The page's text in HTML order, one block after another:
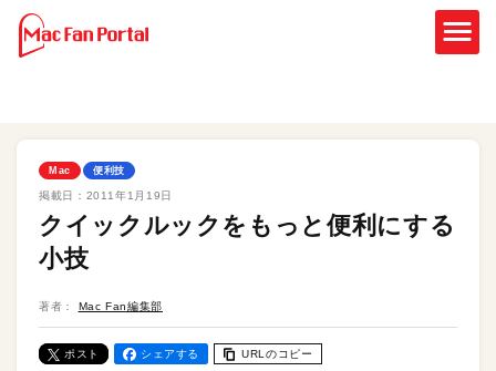
Mac 便利技
掲載日： 2011年1月19日
クイックルックをもっと便利にする
小技
著者： Mac Fan編集部
ポスト シェアする URLのコピー